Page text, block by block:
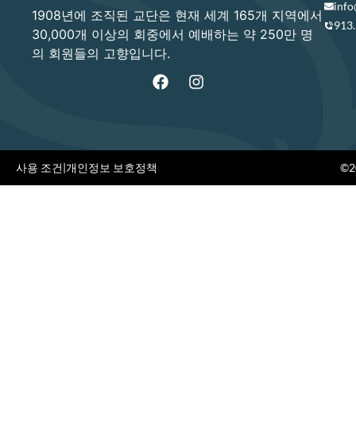
1908년에 조직된 교단은 현재 세계 165개 지역에서
30,000개 이상의 회중에서 예배하는 약 250만 명
의 회원들의 고향입니다.
사용 조건|개인정보 보호정책